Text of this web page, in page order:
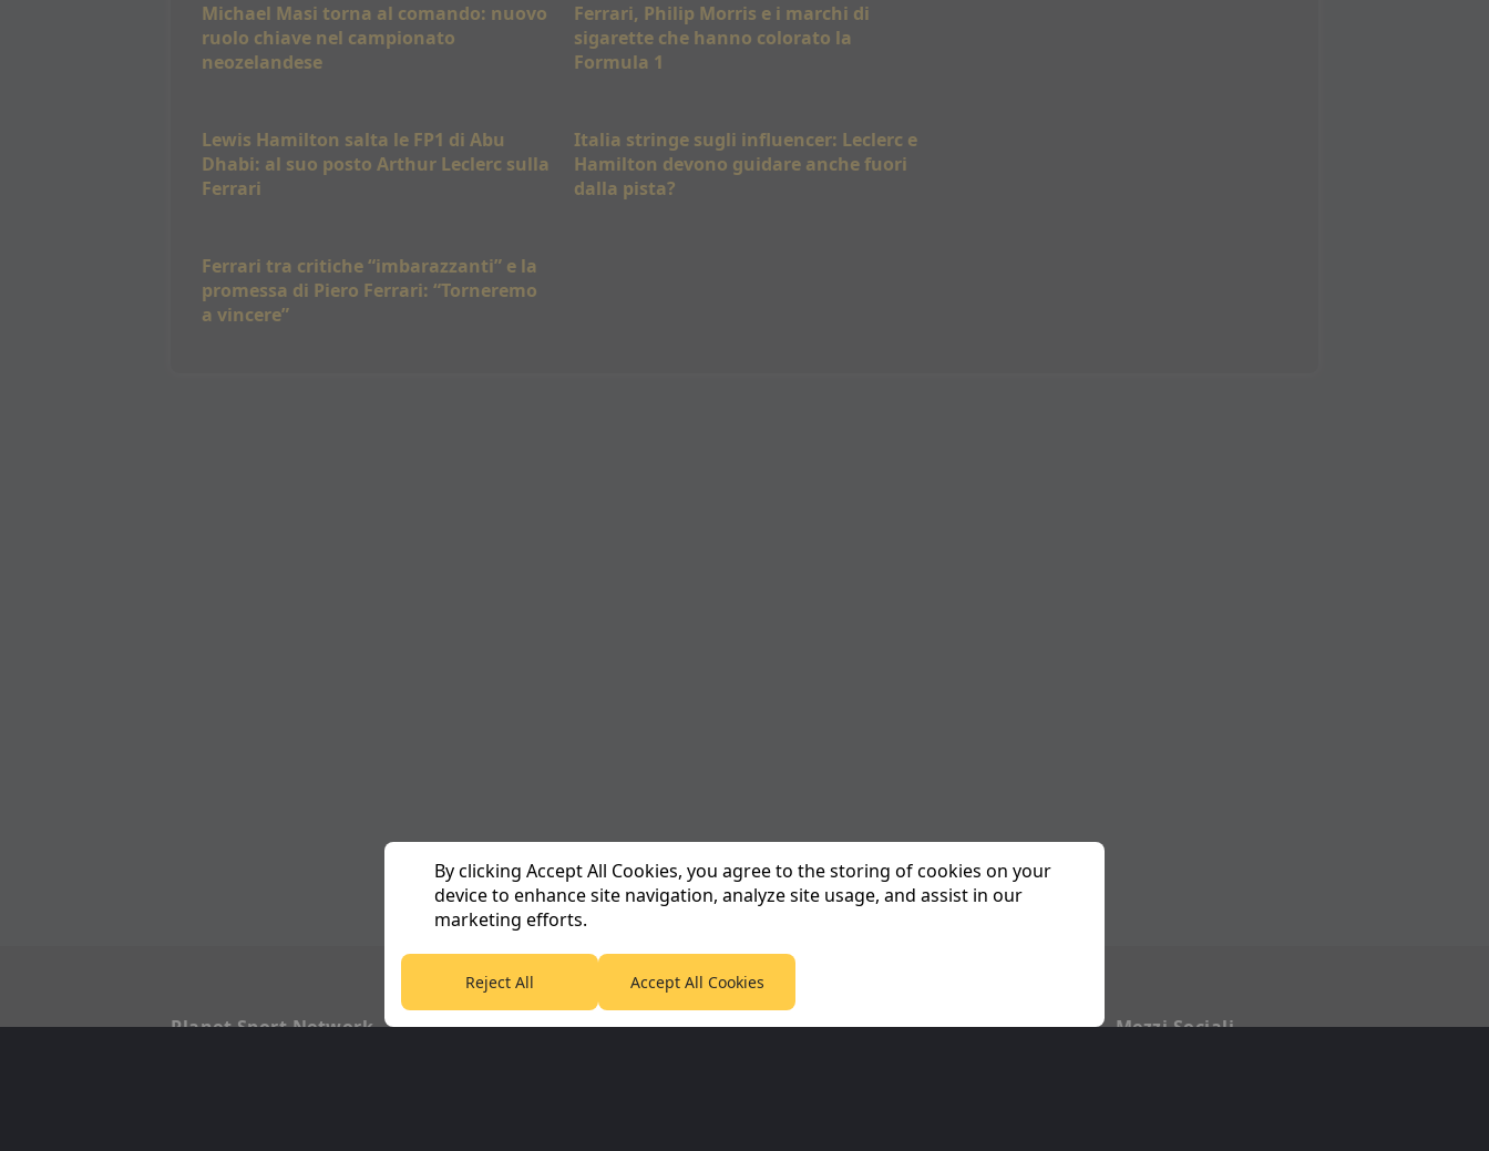
Michael Masi torna al comando: nuovo
ruolo chiave nel campionato
neozelandese
Ferrari, Philip Morris e i marchi di
sigarette che hanno colorato la
Formula 1
Lewis Hamilton salta le FP1 di Abu
Dhabi: al suo posto Arthur Leclerc sulla
Ferrari
Italia stringe sugli influencer: Leclerc e
Hamilton devono guidare anche fuori
dalla pista?
Ferrari tra critiche “imbarazzanti” e la
promessa di Piero Ferrari: “Torneremo
a vincere”
Planet Sport Network Corporate & Partners Planet F1 Info Mezzi Sociali
By clicking Accept All Cookies, you agree to the storing of cookies on your
device to enhance site navigation, analyze site usage, and assist in our
marketing efforts.
Reject All Accept All Cookies